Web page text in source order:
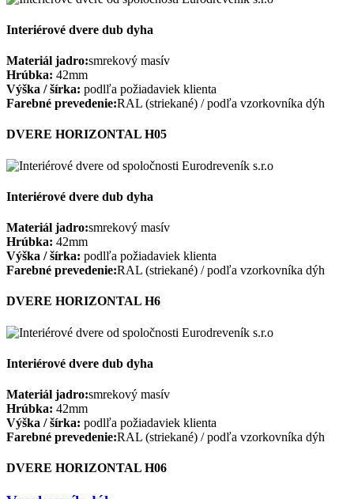
Interiérové dvere dub dyha
Materiál jadro:smrekový masív
Hrúbka: 42mm
Výška / šírka: podlľa požiadaviek klienta
Farebné prevedenie:RAL (striekané) / podľa vzorkovníka dýh
DVERE HORIZONTAL H05
Interiérové dvere dub dyha
Materiál jadro:smrekový masív
Hrúbka: 42mm
Výška / šírka: podlľa požiadaviek klienta
Farebné prevedenie:RAL (striekané) / podľa vzorkovníka dýh
DVERE HORIZONTAL H6
Interiérové dvere dub dyha
Materiál jadro:smrekový masív
Hrúbka: 42mm
Výška / šírka: podlľa požiadaviek klienta
Farebné prevedenie:RAL (striekané) / podľa vzorkovníka dýh
DVERE HORIZONTAL H06